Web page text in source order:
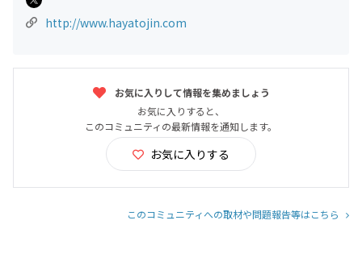
http://www.hayatojin.com
お気に入りして情報を集めましょう
お気に入りすると、
このコミュニティの最新情報を通知します。
お気に入りする
このコミュニティへの取材や問題報告等はこちら